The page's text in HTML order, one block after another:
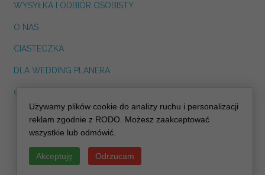
WYSYŁKA I ODBIÓR OSOBISTY
O NAS
CIASTECZKA
DLA WEDDING PLANERA
dreskot.com
info@decoris.pl
Używamy plików cookie do analizy ruchu i personalizacji
reklam zgodnie z RODO. Możesz zaakceptować
wszystkie lub odmówić.
Akceptuję Odrzucam